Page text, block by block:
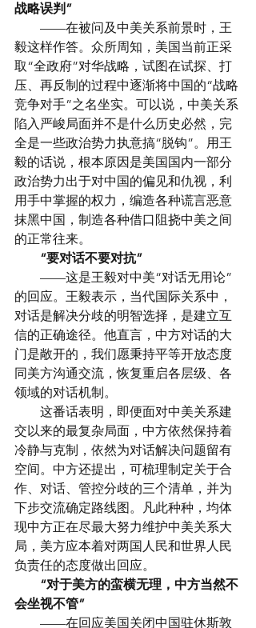
战略误判”
——在被问及中美关系前景时，王
毅这样作答。众所周知，美国当前正采
取“全政府”对华战略，试图在试探、打
压、再反制的过程中逐渐将中国的“战略
竞争对手”之名坐实。可以说，中美关系
陷入严峻局面并不是什么历史必然，完
全是一些政治势力执意搞“脱钩”。用王
毅的话说，根本原因是美国国内一部分
政治势力出于对中国的偏见和仇视，利
用手中掌握的权力，编造各种谎言恶意
抹黑中国，制造各种借口阻挠中美之间
的正常往来。
“要对话不要对抗”
——这是王毅对中美“对话无用论”
的回应。王毅表示，当代国际关系中，
对话是解决分歧的明智选择，是建立互
信的正确途径。他直言，中方对话的大
门是敞开的，我们愿秉持平等开放态度
同美方沟通交流，恢复重启各层级、各
领域的对话机制。
这番话表明，即便面对中美关系建
交以来的最复杂局面，中方依然保持着
冷静与克制，依然为对话解决问题留有
空间。中方还提出，可梳理制定关于合
作、对话、管控分歧的三个清单，并为
下步交流确定路线图。凡此种种，均体
现中方正在尽最大努力维护中美关系大
局，美方应本着对两国人民和世界人民
负责任的态度做出回应。
“对于美方的蛮横无理，中方当然不
会坐视不管”
——在回应美国关闭中国驻休斯敦